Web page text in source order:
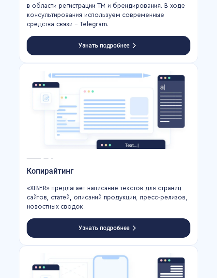
в области регистрации ТМ и брендирования. В ходе
консультирования используем современные
средства связи – Telegram.
Узнать подробнее
Копирайтинг
«XIBER» предлагает написание текстов для страниц
сайтов, статей, описаний продукции, пресс-релизов,
новостных сводок.
Узнать подробнее